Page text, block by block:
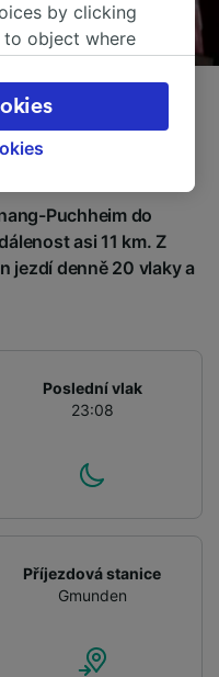
do
Puchheim do
asi 11 km. Z
jezdí denně 20 vlaky a
Poslední vlak
23:08
Příjezdová stanice
Gmunden
by clicking
object where
choices will be
will not affect
not be used for
data to provide:
Actively scan
Store
a device.